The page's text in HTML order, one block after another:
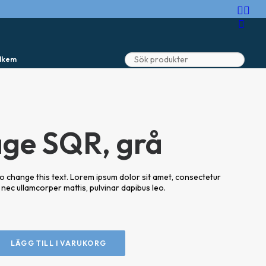
SQR, grå
change this text. Lorem ipsum dolor sit amet, consectetur
ullamcorper mattis, pulvinar dapibus leo.
LÄGG TILL I VARUKORG